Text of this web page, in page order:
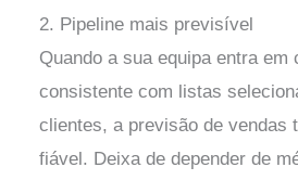
2. Pipeline mais previsível
Quando a sua equipa entra em
consistente com listas
clientes, a previsão de vendas
fiável. Deixa de depender de